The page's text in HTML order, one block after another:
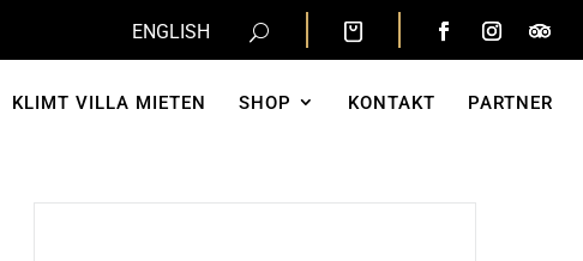
ENGLISH
KLIMT VILLA MIETEN SHOP KONTAKT PARTNER